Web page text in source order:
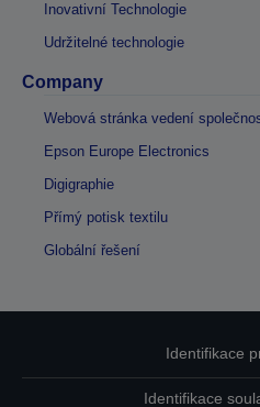
Inovativní Technologie
Udržitelné technologie
Company
Webová stránka vedení
Epson Europe Electronics
Digigraphie
Přímý potisk textilu
Globální řešení
Identifikace
Identifikace